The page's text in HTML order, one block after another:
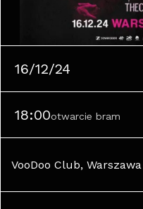
16/12/24
18:00otwarcie bram
VooDoo Club, Warszawa